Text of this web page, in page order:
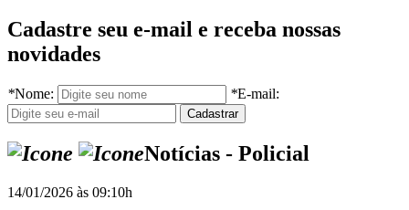
Cadastre seu e-mail e receba nossas
novidades
*Nome: *E-mail:
Notícias - Policial
14/01/2026 às 09:10h